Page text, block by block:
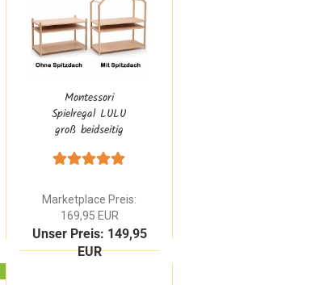
Montessori
Spielregal LULU
groß beidseitig
Buche Natur
Marketplace Preis:
169,95 EUR
Unser Preis: 149,95
EUR